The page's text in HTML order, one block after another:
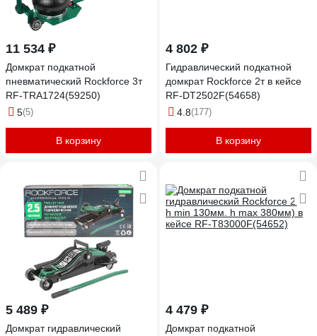
11 534 ₽
Домкрат подкатной
пневматический Rockforce 3т
RF-TRA1724(59250)
5(5)
В корзину
4 802 ₽
Гидравлический подкатной
домкрат Rockforce 2т в кейсе
RF-DT2502F(54658)
4.8(177)
В корзину
5 489 ₽
Домкрат гидравлический
4 479 ₽
Домкрат подкатной